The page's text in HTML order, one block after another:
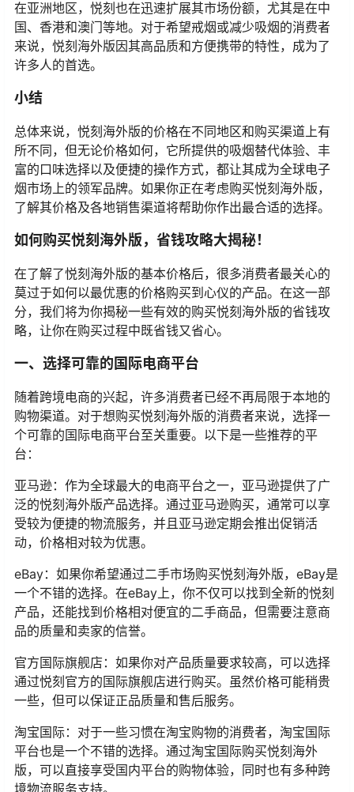
在亚洲地区，悦刻也在迅速扩展其市场份额，尤其是在中
国、香港和澳门等地。对于希望戒烟或减少吸烟的消费者
来说，悦刻海外版因其高品质和方便携带的特性，成为了
许多人的首选。
小结
总体来说，悦刻海外版的价格在不同地区和购买渠道上有
所不同，但无论价格如何，它所提供的吸烟替代体验、丰
富的口味选择以及便捷的操作方式，都让其成为全球电子
烟市场上的领军品牌。如果你正在考虑购买悦刻海外版，
了解其价格及各地销售渠道将帮助你作出最合适的选择。
如何购买悦刻海外版，省钱攻略大揭秘！
在了解了悦刻海外版的基本价格后，很多消费者最关心的
莫过于如何以最优惠的价格购买到心仪的产品。在这一部
分，我们将为你揭秘一些有效的购买悦刻海外版的省钱攻
略，让你在购买过程中既省钱又省心。
一、选择可靠的国际电商平台
随着跨境电商的兴起，许多消费者已经不再局限于本地的
购物渠道。对于想购买悦刻海外版的消费者来说，选择一
个可靠的国际电商平台至关重要。以下是一些推荐的平
台：
亚马逊：作为全球最大的电商平台之一，亚马逊提供了广
泛的悦刻海外版产品选择。通过亚马逊购买，通常可以享
受较为便捷的物流服务，并且亚马逊定期会推出促销活
动，价格相对较为优惠。
eBay：如果你希望通过二手市场购买悦刻海外版，eBay是
一个不错的选择。在eBay上，你不仅可以找到全新的悦刻
产品，还能找到价格相对便宜的二手商品，但需要注意商
品的质量和卖家的信誉。
官方国际旗舰店：如果你对产品质量要求较高，可以选择
通过悦刻官方的国际旗舰店进行购买。虽然价格可能稍贵
一些，但可以保证正品质量和售后服务。
淘宝国际：对于一些习惯在淘宝购物的消费者，淘宝国际
平台也是一个不错的选择。通过淘宝国际购买悦刻海外
版，可以直接享受国内平台的购物体验，同时也有多种跨